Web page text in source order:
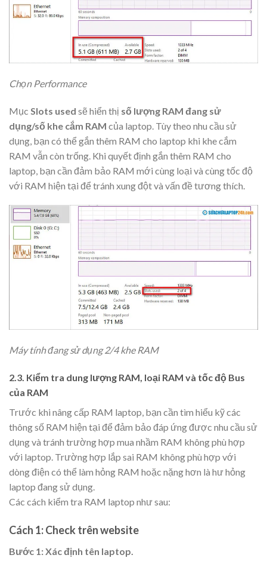
Chọn Performance
Mục Slots used sẽ hiển thị số lượng RAM đang sử
dụng/số khe cắm RAM của laptop. Tùy theo nhu cầu sử
dụng, bạn có thể gắn thêm RAM cho laptop khi khe cắm
RAM vẫn còn trống. Khi quyết định gắn thêm RAM cho
laptop, bạn cần đảm bảo RAM mới cùng loại và cùng tốc độ
với RAM hiện tại để tránh xung đột và vấn đề tương thích.
Máy tính đang sử dụng 2/4 khe RAM
2.3. Kiểm tra dung lượng RAM, loại RAM và tốc độ Bus
của RAM
Trước khi nâng cấp RAM laptop, bạn cần tìm hiểu kỹ các
thông số RAM hiện tại để đảm bảo đáp ứng được nhu cầu sử
dụng và tránh trường hợp mua nhầm RAM không phù hợp
với laptop. Trường hợp lắp sai RAM không phù hợp với
dòng điện có thể làm hỏng RAM hoặc nặng hơn là hư hỏng
laptop đang sử dụng.
Các cách kiểm tra RAM laptop như sau:
Cách 1: Check trên website
Bước 1: Xác định tên laptop.